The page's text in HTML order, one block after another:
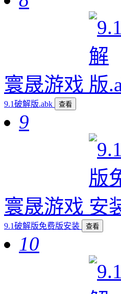
寰晟游戏
9.1破解版.abk 查看
9
寰晟游戏
9.1破解版免费版安装 查看
10